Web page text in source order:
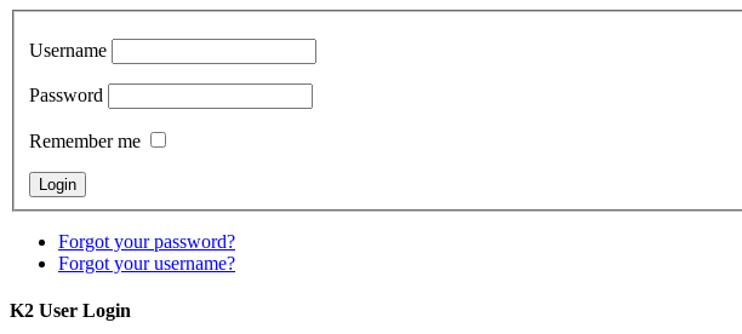
Username
Password
Remember me
Forgot your password?
Forgot your username?
K2 User Login